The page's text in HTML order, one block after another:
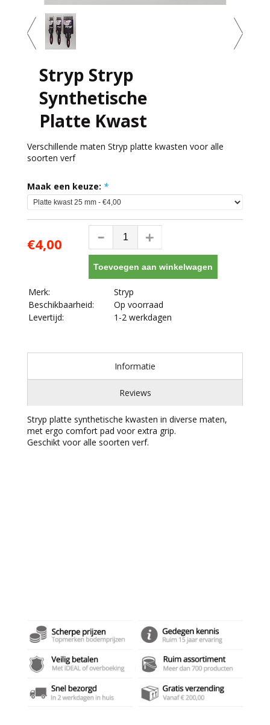
Stryp Stryp
Synthetische
Platte Kwast
Verschillende maten Stryp platte kwasten voor alle
soorten verf
Maak een keuze: *
€4,00
Toevoegen aan winkelwagen
Merk:
Stryp
Beschikbaarheid:
Op voorraad
Levertijd:
1-2 werkdagen
Informatie
Reviews
Stryp platte synthetische kwasten in diverse maten,
met ergo comfort pad voor extra grip.
Geschikt voor alle soorten verf.